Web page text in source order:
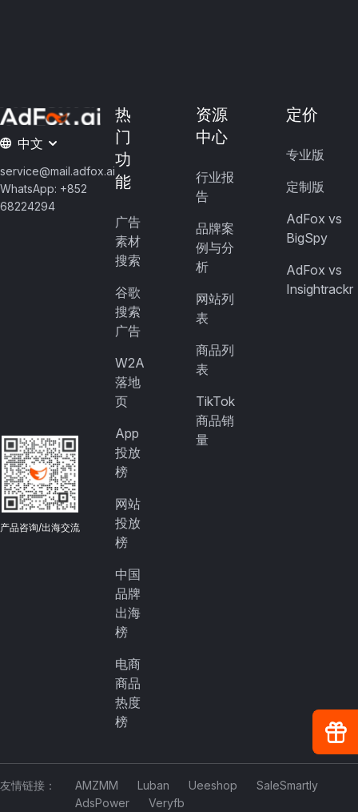
中文
service@mail.adfox.ai
WhatsApp: +852
68224294
产品咨询/出海交流
热
门
功
能
广告
素材
搜索
谷歌
搜索
广告
W2A
落地
页
App
投放
榜
网站
投放
榜
中国
品牌
出海
榜
电商
商品
热度
榜
资源
中心
行业报
告
品牌案
例与分
析
网站列
表
商品列
表
TikTok
商品销
量
定价
专业版
定制版
AdFox vs
BigSpy
AdFox vs
Insightrackr
友情链接： AMZMM Luban Ueeshop
SaleSmartly
AdsPower
Veryfb